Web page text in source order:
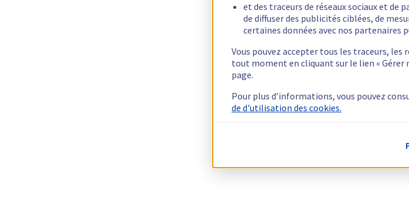
et des traceurs de réseaux sociaux et
de diffuser des publicités ciblées, de
certaines données avec nos partenaires
Vous pouvez accepter tous les traceurs, les
tout moment en cliquant sur le lien « Gérer
page.
Pour plus d’informations, vous pouvez
de d'utilisation des cookies.